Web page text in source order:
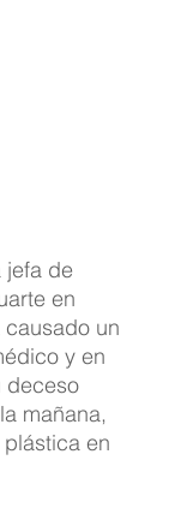
jefa de
en
un
y en
deceso
mañana,
en